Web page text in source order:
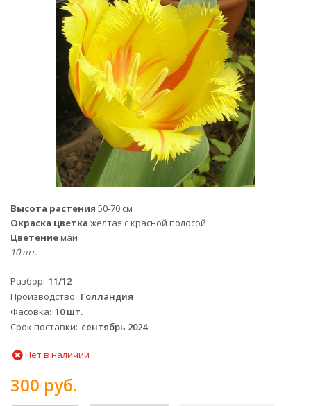
Высота растения 50-70 см
Окраска цветка желтая с красной полосой
Цветениемай
10 шт.
Разбор 11/12
Производство Голландия
Фасовка 10 шт.
Срок поставки сентябрь 2024
Нет в наличии
300 руб.